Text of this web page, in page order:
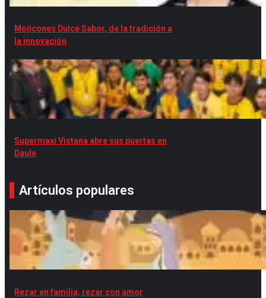
Mojicones Dulce Sabor, de la tradición a
la innovación
Supermaxi Vistana abre sus puertas en
Daule
Artículos populares
Rezar en familia, rezar con amor